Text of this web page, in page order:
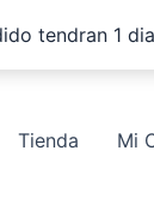
tendran 1
Tienda Mi